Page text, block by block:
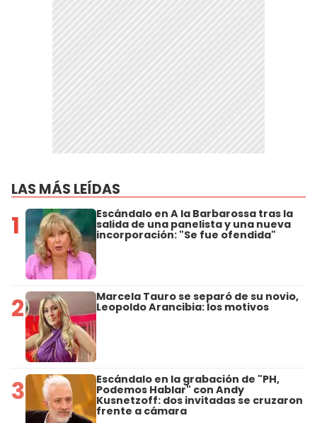
LAS MÁS LEÍDAS
1 Escándalo en A la Barbarossa tras la
salida de una panelista y una nueva
incorporación: "Se fue ofendida"
2 Marcela Tauro se separó de su novio,
Leopoldo Arancibia: los motivos
3 Escándalo en la grabación de "PH,
Podemos Hablar" con Andy
Kusnetzoff: dos invitadas se cruzaron
frente a cámara